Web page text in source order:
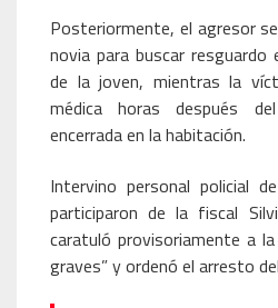
Posteriormente, el agresor
novia para buscar resguardo
de la joven, mientras la
médica horas después
encerrada en la habitación.
Intervino personal policial
participaron de la fiscal
caratuló provisoriamente a
graves” y ordenó el arresto